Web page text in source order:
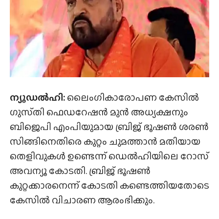
ന്യൂഡൽഹി:ലൈംഗികാരോപണ കേസിൽ
ഗുസ്‌തി ഫെഡറേഷൻ മുൻ അധ്യക്ഷനും
ബിജെപി എംപിയുമായ ബ്രിജ് ഭൂഷൺ ശരൺ
സിങ്ങിനെതിരെ കുറ്റം ചുമത്താൻ മതിയായ
തെളിവുകൾ ഉണ്ടെന്ന് ഡെൽഹിയിലെ റോസ്
അവന്യൂ കോടതി. ബ്രിജ് ഭൂഷൺ
കുറ്റക്കാരനെന്ന് കോടതി കണ്ടെത്തിയതോടെ
കേസിൽ വിചാരണ ആരംഭിക്കും.